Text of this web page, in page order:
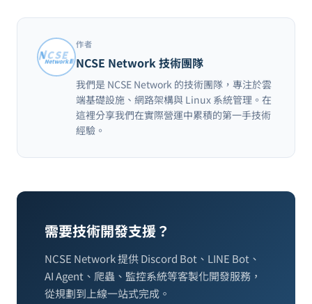
作者
NCSE Network 技術團隊
我們是 NCSE Network 的技術團隊，專注於雲
端基礎設施、網路架構與 Linux 系統管理。在
這裡分享我們在實際營運中累積的第一手技術
經驗。
需要技術開發支援？
NCSE Network 提供 Discord Bot、LINE Bot、
AI Agent、爬蟲、監控系統等客製化開發服務，
從規劃到上線一站式完成。